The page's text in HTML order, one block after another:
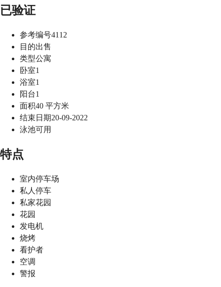
已验证
参考编号4112
目的出售
类型公寓
卧室1
浴室1
阳台1
面积40 平方米
结束日期20-09-2022
泳池可用
特点
室内停车场
私人停车
私家花园
花园
发电机
烧烤
看护者
空调
警报